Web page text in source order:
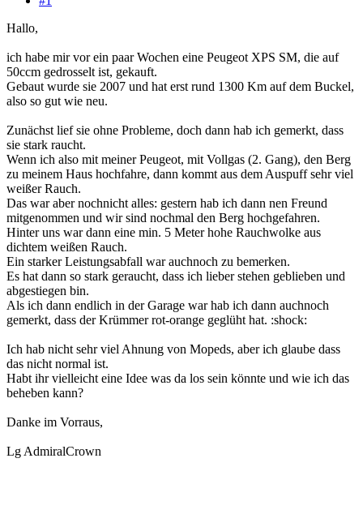
Hallo,
ich habe mir vor ein paar Wochen eine Peugeot XPS SM, die auf
50ccm gedrosselt ist, gekauft.
Gebaut wurde sie 2007 und hat erst rund 1300 Km auf dem Buckel,
also so gut wie neu.
Zunächst lief sie ohne Probleme, doch dann hab ich gemerkt, dass
sie stark raucht.
Wenn ich also mit meiner Peugeot, mit Vollgas (2. Gang), den Berg
zu meinem Haus hochfahre, dann kommt aus dem Auspuff sehr viel
weißer Rauch.
Das war aber nochnicht alles: gestern hab ich dann nen Freund
mitgenommen und wir sind nochmal den Berg hochgefahren.
Hinter uns war dann eine min. 5 Meter hohe Rauchwolke aus
dichtem weißen Rauch.
Ein starker Leistungsabfall war auchnoch zu bemerken.
Es hat dann so stark geraucht, dass ich lieber stehen geblieben und
abgestiegen bin.
Als ich dann endlich in der Garage war hab ich dann auchnoch
gemerkt, dass der Krümmer rot-orange geglüht hat. :shock:
Ich hab nicht sehr viel Ahnung von Mopeds, aber ich glaube dass
das nicht normal ist.
Habt ihr vielleicht eine Idee was da los sein könnte und wie ich das
beheben kann?
Danke im Vorraus,
Lg AdmiralCrown